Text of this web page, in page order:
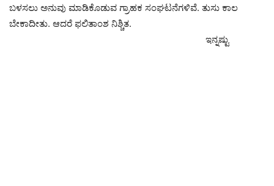
ಬಳಸಲು ಅನುವು ಮಾಡಿಕೊಡುವ ಗ್ರಾಹಕ ಸಂಘಟನೆಗಳಿವೆ. ತುಸು ಕಾಲ
ಬೇಕಾದೀತು. ಆದರೆ ಫಲಿತಾಂಶ ನಿಶ್ಚಿತ.
ಇನ್ನಷ್ಟು